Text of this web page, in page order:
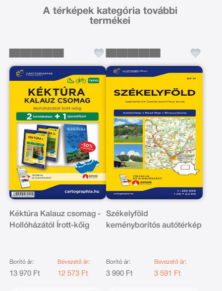
A térképek kategória további
termékei
Kéktúra Kalauz csomag -
Hollóházától Írott-kőig
Borító ár:
13 970 Ft
Bevezető ár:
12 573 Ft
Székelyföld
keményborítós autótérkép
Borító ár:
3 990 Ft
Bevezető ár:
3 591 Ft